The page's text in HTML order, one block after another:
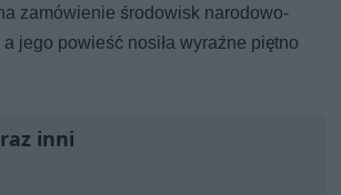
zamówienie środowisk narodowo-
jego powieść nosiła wyraźne piętno
inni